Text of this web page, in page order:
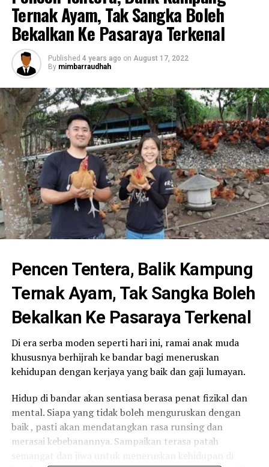
Ternak Ayam, Tak Sangka Boleh
Bekalkan Ke Pasaraya Terkenal
Published 4 years ago on August 17, 2022
By mimbarraudhah
Pencen Tentera, Balik Kampung
Ternak Ayam, Tak Sangka Boleh
Bekalkan Ke Pasaraya Terkenal
Di era serba moden seperti hari ini, ramai anak muda
khususnya berhijrah ke bandar bagi meneruskan
kehidupan dengan kerjaya yang baik dan gaji lumayan.
Hidup di bandar akan sentiasa berasa penat fizikal dan
mental. Siapa yang tidak boleh menguruskan dengan
baik , pasti akan mendatangkan rasa runsing dan
merasai kebebanannya. Sampaikan terasa patah